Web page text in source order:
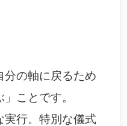
分の軸に戻るため
ことです。
実行。特別な儀式